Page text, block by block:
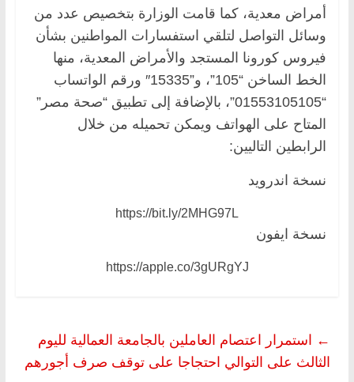
أمراض معدية، كما قامت الوزارة بتخصيص عدد من
وسائل التواصل لتلقي استفسارات المواطنين بشأن
فيروس كورونا المستجد والأمراض المعدية، منها
الخط الساخن “105”، و”15335″ ورقم الواتساب
“01553105105”، بالإضافة إلى تطبيق “صحة مصر”
المتاح على الهواتف ويمكن تحميله من خلال
الرابطين التاليين:
نسخة اندرويد
https://bit.ly/2MHG97L
نسخة ايفون
https://apple.co/3gURgYJ
← استمرار اعتصام العاملين بالجامعة العمالية لليوم
الثالث على التوالي احتجاجا على توقف صرف أجورهم